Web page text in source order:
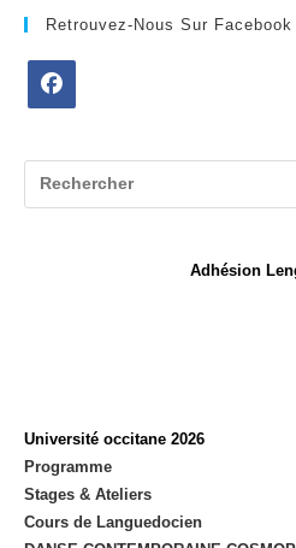
Retrouvez-Nous Sur Facebook
un
nouvel
Adhésion
Université occitane 2026
Programme
Stages & Ateliers
Cours de Languedocien